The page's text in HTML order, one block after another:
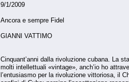
9/1/2009
Ancora e sempre Fidel
GIANNI VATTIMO
Cinquant’anni dalla rivoluzione cubana. La
molti intellettuali «vintage», anch’io ho
l’entusiasmo per la rivoluzione vittoriosa, il